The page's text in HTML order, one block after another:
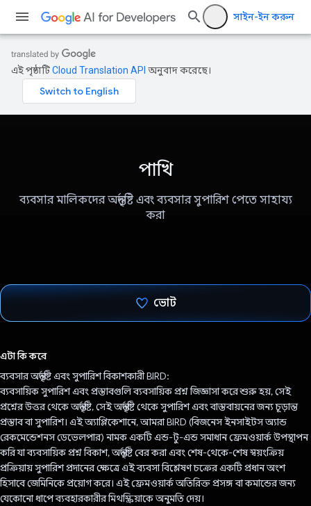
সাইন-ইন করুন
এই পৃষ্ঠাটিCloud Translation API অনুবাদ করেছে।
পাখি
ব্যবসার মালিকদের অন্তর্দৃষ্টি এবং ব্যবসার সুপারিশ পেতে সাহায্য
করা
ভোট
এটা কি করে
ব্যবসার অন্তর্দৃষ্টি এবং সুপারিশ বিকাশকারী BIRD:
ব্যবসায়িক সুপারিশ এবং প্রস্তাবগুলি ব্যবসায়িক প্রশ্ন জিজ্ঞাসা করে শুরু হয়, সেই
প্রশ্নের উত্তর থেকে অন্তর্দৃষ্টি, সেই অন্তর্দৃষ্টি থেকে সুপারিশ এবং বাস্তবায়নের জন্য চূড়ান্ত
প্রস্তাব বা সুপারিশ। এই অ্যাপ্লিকেশানে, আমরা BIRD (বিজনেস ইনসাইটস অ্যান্ড
রেকমেন্ডেশনস ডেভেলপার) নামক একটি এন্ড-টু-এন্ড সমাধান ফ্রেমওয়ার্ক উপস্থাপন
করি যা ব্যবসায়িক প্রশ্ন বিকাশ, অন্তর্দৃষ্টি বের করা এবং শেষ-থেকে-শেষ স্বয়ংক্রিয়
প্রক্রিয়ায় সুপারিশ প্রদানের ক্ষেত্রে এই ব্যবসা বিশ্লেষণ চক্রের একটি প্রধান অংশ
হিসাবে জেমিনিকে প্রয়োগ করে। এই ফ্রেমওয়ার্ক অতিরিক্ত প্রসঙ্গ বা কমান্ডের জন্য
যেকোনো ধাপে ব্যবহারকারীর মিথস্ক্রিয়াকে অনুমতি দেয়।